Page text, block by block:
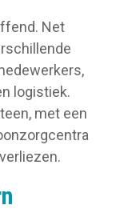
Net
logistiek.
met een